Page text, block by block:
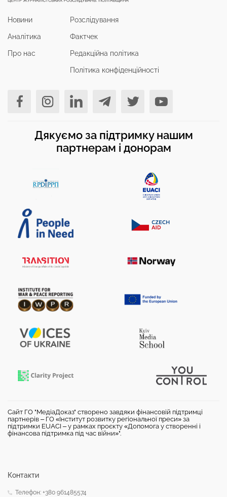
Новини
Аналітика
Про нас
Розслідування
Фактчек
Редакційна політика
Політика конфіденційності
Дякуємо за підтримку нашим
партнерам і донорам
Сайт ГО "МедіаДоказ" створено завдяки фінансовій підтримці
партнерів – ГО «Інститут розвитку регіональної преси» за
підтримки EUACI – у рамках проєкту «Допомога у створенні і
фінансова підтримка під час війни»".
Контакти
Телефон: +380 961485574